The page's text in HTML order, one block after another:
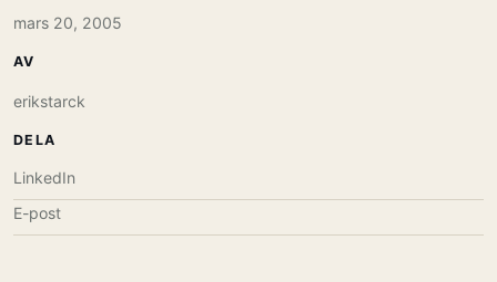
mars 20, 2005
AV
erikstarck
DELA
LinkedIn
E-post